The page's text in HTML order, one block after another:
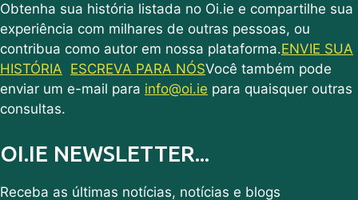
Obtenha sua história listada no Oi.ie e compartilhe sua
experiência com milhares de outras pessoas, ou
contribua como autor em nossa plataforma.ENVIE SUA
HISTÓRIA ESCREVA PARA NÓSVocê também pode
enviar um e-mail para info@oi.ie para quaisquer outras
consultas.
OI.IE NEWSLETTER...
Receba as últimas notícias, notícias e blogs